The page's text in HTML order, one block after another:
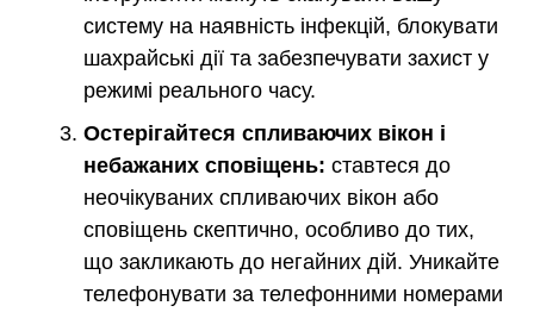
систему на наявність інфекцій, блокувати
шахрайські дії та забезпечувати захист у
режимі реального часу.
Остерігайтеся спливаючих вікон і
небажаних сповіщень: ставтеся до
неочікуваних спливаючих вікон або
сповіщень скептично, особливо до тих,
що закликають до негайних дій. Уникайте
телефонувати за телефонними номерами